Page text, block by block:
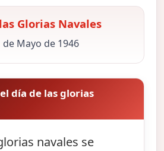
Glorias Navales
de Mayo de 1946
día de las glorias
navales se